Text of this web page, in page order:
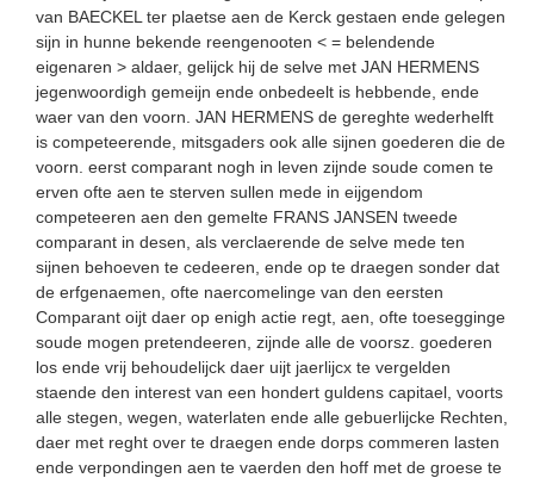
van BAECKEL ter plaetse aen de Kerck gestaen ende gelegen
sijn in hunne bekende reengenooten < = belendende
eigenaren > aldaer, gelijck hij de selve met JAN HERMENS
jegenwoordigh gemeijn ende onbedeelt is hebbende, ende
waer van den voorn. JAN HERMENS de gereghte wederhelft
is competeerende, mitsgaders ook alle sijnen goederen die de
voorn. eerst comparant nogh in leven zijnde soude comen te
erven ofte aen te sterven sullen mede in eijgendom
competeeren aen den gemelte FRANS JANSEN tweede
comparant in desen, als verclaerende de selve mede ten
sijnen behoeven te cedeeren, ende op te draegen sonder dat
de erfgenaemen, ofte naercomelinge van den eersten
Comparant oijt daer op enigh actie regt, aen, ofte toesegginge
soude mogen pretendeeren, zijnde alle de voorsz. goederen
los ende vrij behoudelijck daer uijt jaerlijcx te vergelden
staende den interest van een hondert guldens capitael, voorts
alle stegen, wegen, waterlaten ende alle gebuerlijcke Rechten,
daer met reght over te draegen ende dorps commeren lasten
ende verpondingen aen te vaerden den hoff met de groese te